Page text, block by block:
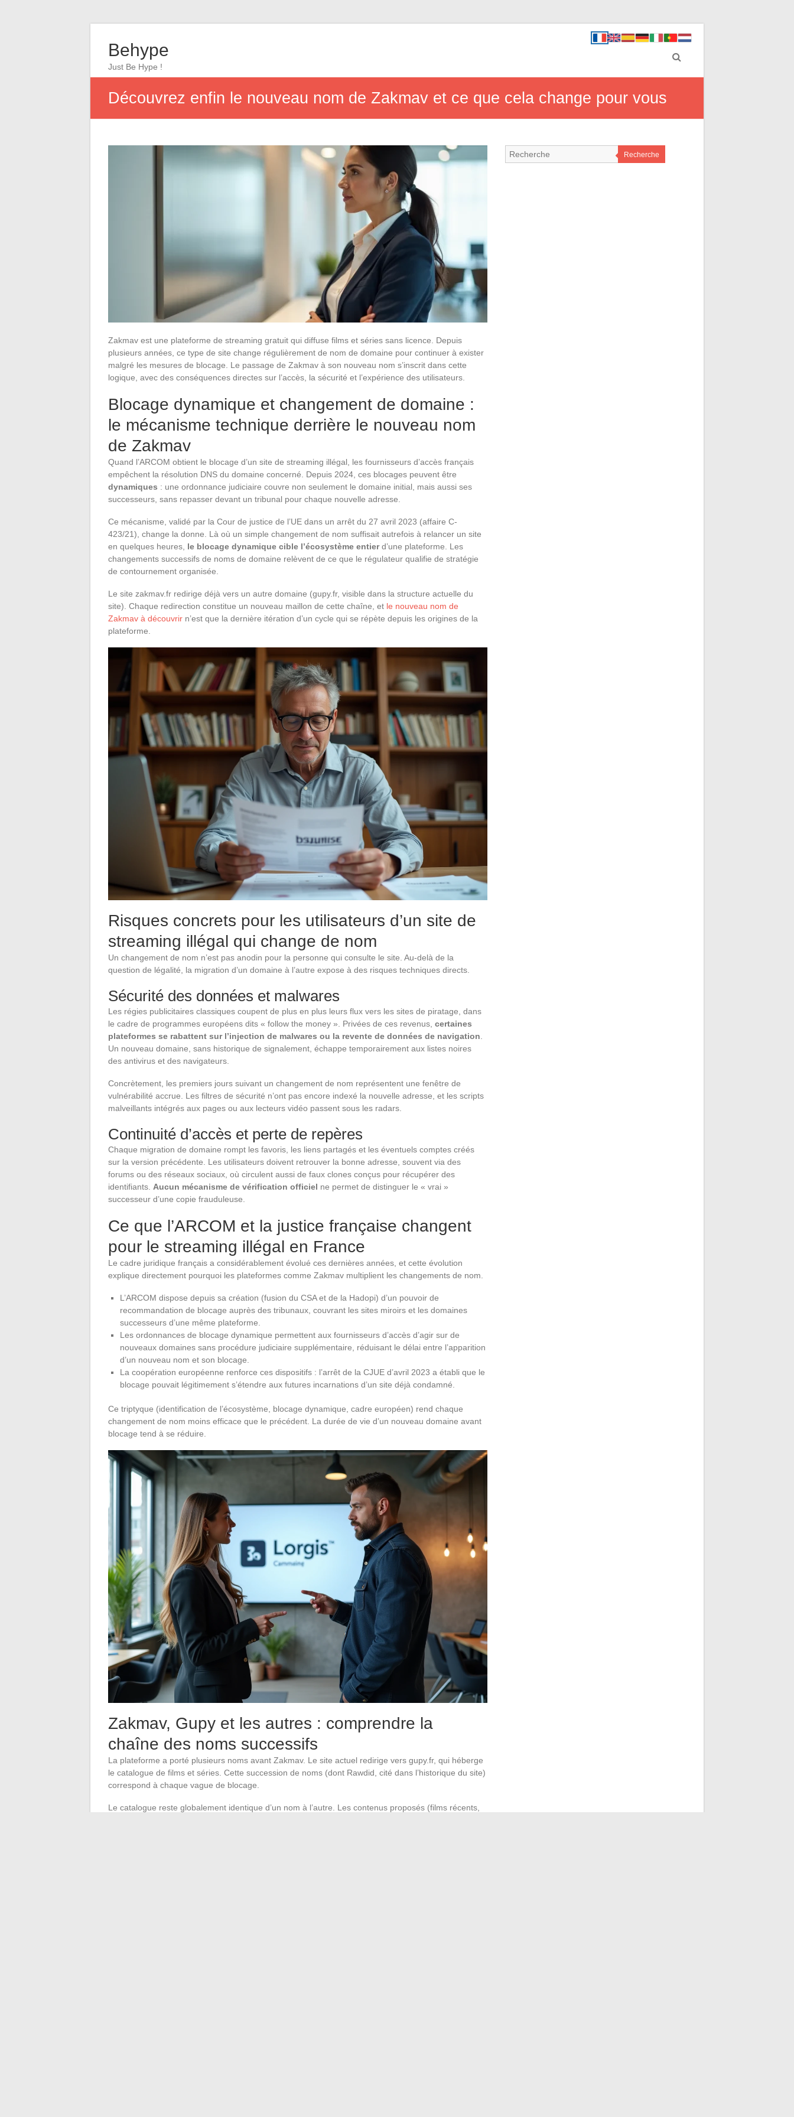
Behype
Just Be Hype !
Découvrez enfin le nouveau nom de Zakmav et ce que cela change pour vous
Zakmav est une plateforme de streaming gratuit qui diffuse films et séries sans licence. Depuis
plusieurs années, ce type de site change régulièrement de nom de domaine pour continuer à exister
malgré les mesures de blocage. Le passage de Zakmav à son nouveau nom s’inscrit dans cette
logique, avec des conséquences directes sur l’accès, la sécurité et l’expérience des utilisateurs.
Blocage dynamique et changement de domaine :
le mécanisme technique derrière le nouveau nom
de Zakmav
Quand l’ARCOM obtient le blocage d’un site de streaming illégal, les fournisseurs d’accès français
empêchent la résolution DNS du domaine concerné. Depuis 2024, ces blocages peuvent être
dynamiques : une ordonnance judiciaire couvre non seulement le domaine initial, mais aussi ses
successeurs, sans repasser devant un tribunal pour chaque nouvelle adresse.
Ce mécanisme, validé par la Cour de justice de l’UE dans un arrêt du 27 avril 2023 (affaire C-
423/21), change la donne. Là où un simple changement de nom suffisait autrefois à relancer un site
en quelques heures, le blocage dynamique cible l’écosystème entierd’une plateforme. Les
changements successifs de noms de domaine relèvent de ce que le régulateur qualifie de stratégie
de contournement organisée.
Le site zakmav.fr redirige déjà vers un autre domaine (gupy.fr, visible dans la structure actuelle du
site). Chaque redirection constitue un nouveau maillon de cette chaîne, et le nouveau nom de
Zakmav à découvrir n’est que la dernière itération d’un cycle qui se répète depuis les origines de la
plateforme.
Risques concrets pour les utilisateurs d’un site de
streaming illégal qui change de nom
Un changement de nom n’est pas anodin pour la personne qui consulte le site. Au-delà de la
question de légalité, la migration d’un domaine à l’autre expose à des risques techniques directs.
Sécurité des données et malwares
Les régies publicitaires classiques coupent de plus en plus leurs flux vers les sites de piratage, dans
le cadre de programmes européens dits « follow the money ». Privées de ces revenus, certaines
plateformes se rabattent sur l’injection de malwares ou la revente de données de navigation
Un nouveau domaine, sans historique de signalement, échappe temporairement aux listes noires
des antivirus et des navigateurs.
Concrètement, les premiers jours suivant un changement de nom représentent une fenêtre de
vulnérabilité accrue. Les filtres de sécurité n’ont pas encore indexé la nouvelle adresse, et les scripts
malveillants intégrés aux pages ou aux lecteurs vidéo passent sous les radars.
Continuité d’accès et perte de repères
Chaque migration de domaine rompt les favoris, les liens partagés et les éventuels comptes créés
sur la version précédente. Les utilisateurs doivent retrouver la bonne adresse, souvent via des
forums ou des réseaux sociaux, où circulent aussi de faux clones conçus pour récupérer des
identifiants. Aucun mécanisme de vérification officiel ne permet de distinguer le « vrai »
successeur d’une copie frauduleuse.
Ce que l’ARCOM et la justice française changent
pour le streaming illégal en France
Le cadre juridique français a considérablement évolué ces dernières années, et cette évolution
explique directement pourquoi les plateformes comme Zakmav multiplient les changements de nom.
L’ARCOM dispose depuis sa création (fusion du CSA et de la Hadopi) d’un pouvoir de
recommandation de blocage auprès des tribunaux, couvrant les sites miroirs et les domaines
successeurs d’une même plateforme.
Les ordonnances de blocage dynamique permettent aux fournisseurs d’accès d’agir sur de
nouveaux domaines sans procédure judiciaire supplémentaire, réduisant le délai entre l’apparition
d’un nouveau nom et son blocage.
La coopération européenne renforce ces dispositifs : l’arrêt de la CJUE d’avril 2023 a établi que le
blocage pouvait légitimement s’étendre aux futures incarnations d’un site déjà condamné.
Ce triptyque (identification de l’écosystème, blocage dynamique, cadre européen) rend chaque
changement de nom moins efficace que le précédent. La durée de vie d’un nouveau domaine avant
blocage tend à se réduire.
Zakmav, Gupy et les autres : comprendre la
chaîne des noms successifs
La plateforme a porté plusieurs noms avant Zakmav. Le site actuel redirige vers gupy.fr, qui héberge
le catalogue de films et séries. Cette succession de noms (dont Rawdid, cité dans l’historique du site)
correspond à chaque vague de blocage.
Le catalogue reste globalement identique d’un nom à l’autre. Les contenus proposés (films récents,
Recherche